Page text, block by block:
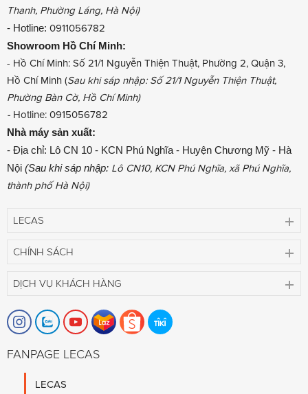
Thanh, Phường Láng, Hà Nội)
- Hotline: 0911056782
Showroom Hồ Chí Minh:
- Hồ Chí Minh: Số 21/1 Nguyễn Thiện Thuật, Phường 2, Quận 3,
Hồ Chí Minh (Sau khi sáp nhập: Số 21/1 Nguyễn Thiện Thuật,
Phường Bàn Cờ, Hồ Chí Minh)
- Hotline: 0915056782
Nhà máy sản xuất:
- Địa chỉ: Lô CN 10 - KCN Phú Nghĩa - Huyện Chương Mỹ - Hà
Nội (Sau khi sáp nhập: Lô CN10, KCN Phú Nghĩa, xã Phú Nghĩa,
thành phố Hà Nội)
LECAS
CHÍNH SÁCH
DỊCH VỤ KHÁCH HÀNG
FANPAGE LECAS
LECAS